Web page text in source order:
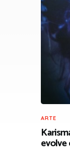
ARTE